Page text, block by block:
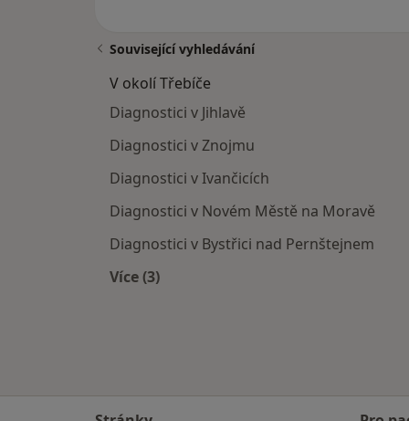
Související vyhledávání
V okolí Třebíče
Diagnostici v Jihlavě
Diagnostici v Znojmu
Diagnostici v Ivančicích
Diagnostici v Novém Městě na Moravě
Diagnostici v Bystřici nad Pernštejnem
Více (3)